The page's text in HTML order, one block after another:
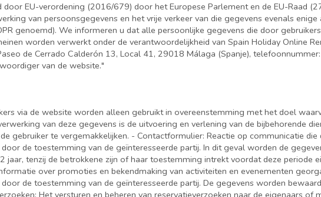
EU-verordening (2016/679) door het Europese Parlement en de EU-Raad
van persoonsgegevens en het vrije verkeer van die gegevens evenals
genoemd). We informeren u dat alle persoonlijke gegevens die door
worden verwerkt onder de verantwoordelijkheid van Spain Holiday Online
de Cerrado Calderón 13, Local 41, 29018 Málaga (Spanje),
van de website."
via de website worden alleen gebruikt in overeenstemming met het doel
van deze gegevens is de uitvoering en verlening van de bijbehorende
gebruiker te vergemakkelijken. - Contactformulier: Reactie op communicatie
de toestemming van de geïnteresseerde partij. In dit geval worden de
jaar, tenzij de betrokkene zijn of haar toestemming intrekt voordat deze periode
over promoties en bekendmaking van activiteiten en evenementen
de toestemming van de geïnteresseerde partij. De gegevens worden
Het versturen en beheren van reservatieverzoeken naar de eigenaars of